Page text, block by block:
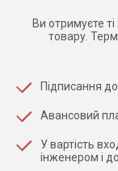
Ви отримуєте
товару.
Підписання
Авансовий
У вартість
інженером і